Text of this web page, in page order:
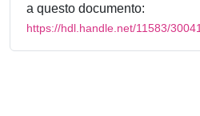
a questo documento:
https://hdl.handle.net/11583/